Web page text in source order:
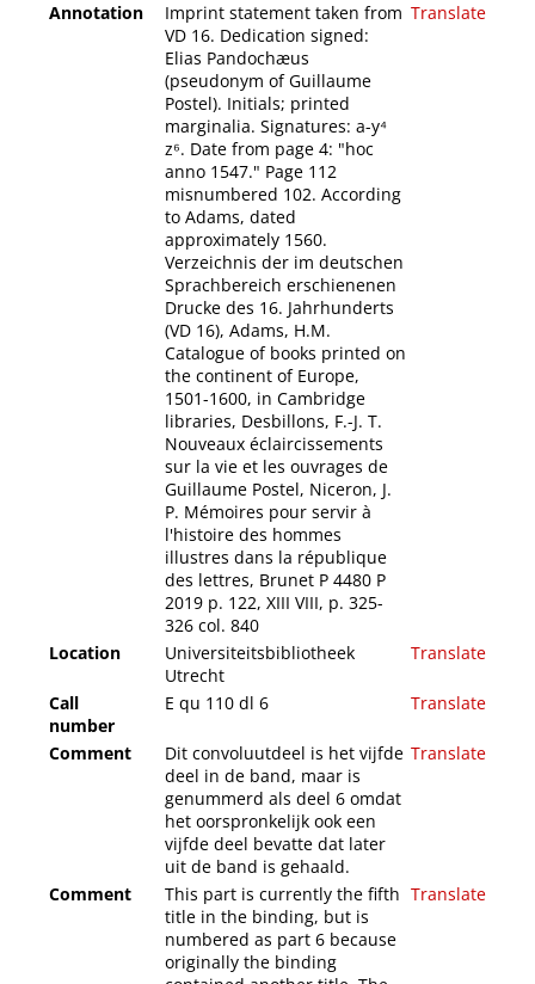
Annotation
Imprint statement taken from
VD 16. Dedication signed:
Elias Pandochæus
(pseudonym of Guillaume
Postel). Initials; printed
marginalia. Signatures: a-y⁴
z⁶. Date from page 4: "hoc
anno 1547." Page 112
misnumbered 102. According
to Adams, dated
approximately 1560.
Verzeichnis der im deutschen
Sprachbereich erschienenen
Drucke des 16. Jahrhunderts
(VD 16), Adams, H.M.
Catalogue of books printed on
the continent of Europe,
1501-1600, in Cambridge
libraries, Desbillons, F.-J. T.
Nouveaux éclaircissements
sur la vie et les ouvrages de
Guillaume Postel, Niceron, J.
P. Mémoires pour servir à
l'histoire des hommes
illustres dans la république
des lettres, Brunet P 4480 P
2019 p. 122, XIII VIII, p. 325-
326 col. 840
Translate
Location
Universiteitsbibliotheek
Utrecht
Translate
Call
number
E qu 110 dl 6 Translate
Comment
Dit convoluutdeel is het vijfde
deel in de band, maar is
genummerd als deel 6 omdat
het oorspronkelijk ook een
vijfde deel bevatte dat later
uit de band is gehaald.
Translate
Comment
This part is currently the fifth
title in the binding, but is
numbered as part 6 because
originally the binding
Translate